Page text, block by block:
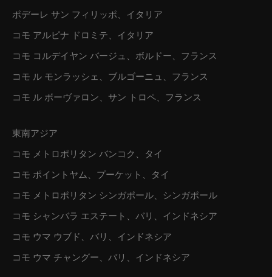
ポデーレ サン フィリッポ、イタリア
コモ アルピナ ドロミテ、イタリア
コモ コルデイヤン バージュ、ボルドー、フランス
コモ ル モンラッシェ、ブルゴーニュ、フランス
コモ ル ボーヴァロン、サン トロペ、フランス
東南アジア
コモ メトロポリタン バンコク、タイ
コモ ポイントヤム、プーケット、タイ
コモ メトロポリタン シンガポール、シンガポール
コモ シャンバラ エステート、バリ、インドネシア
コモ ウマ ウブド、バリ、インドネシア
コモ ウマ チャングー、バリ、インドネシア